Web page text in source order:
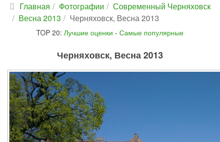
Главная Фотографии
Современный Черняховск
Весна 2013
Черняховск, Весна 2013
TOP 20: Лучшие оценки - Самые популярные
Черняховск, Весна 2013